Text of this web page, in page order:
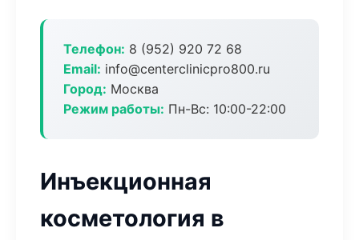
Телефон: 8 (952) 920 72 68
Email: info@centerclinicpro800.ru
Город: Москва
Режим работы: Пн-Вс: 10:00-22:00
Инъекционная
косметология в